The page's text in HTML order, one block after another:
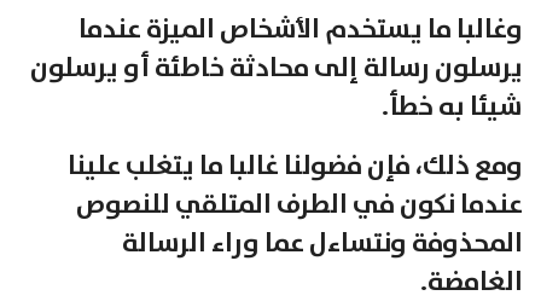
وغالبا ما يستخدم الأشخاص الميزة عندما
يرسلون رسالة إلى محادثة خاطئة أو يرسلون
شيئا به خطأ.
ومع ذلك، فإن فضولنا غالبا ما يتغلب علينا
عندما نكون في الطرف المتلقي للنصوص
المحذوفة ونتساءل عما وراء الرسالة
الغامضة.